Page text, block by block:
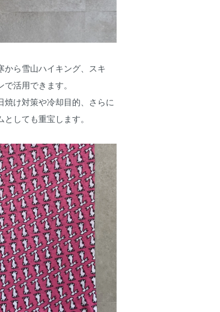
から雪山ハイキング、スキ
活用できます。
け対策や冷却目的、さらに
しても重宝します。